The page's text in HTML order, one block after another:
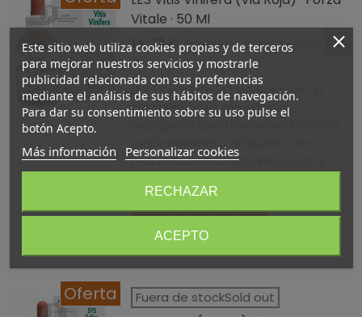
Vitale · 50 Ml
14,32 €
(impuestos inc.) 15,91 €
-10%
LES Vitis Vinifera (Vid Roja) es un
complemento alimenticio
espagírico que favorece el normal
propiedades antiinflamatorias y
Añadir al carrito
Oferta Fuera de stockSold out
Este sitio web utiliza cookies propias y de terceros
para mejorar nuestros servicios y mostrarle
publicidad relacionada con sus preferencias
mediante el análisis de sus hábitos de navegación.
Para dar su consentimiento sobre su uso pulse el
botón Acepto.
Más información Personalizar cookies
RECHAZAR
ACEPTO